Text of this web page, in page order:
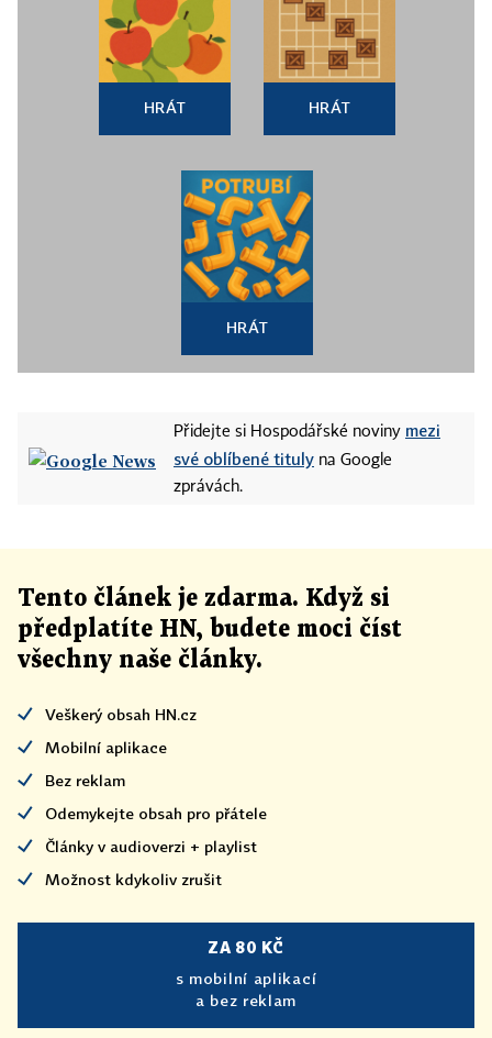
HRÁT HRÁT
HRÁT
Přidejte si Hospodářské noviny mezi
své oblíbené tituly na Google
zprávách.
Tento článek je zdarma. Když si
předplatíte HN, budete moci číst
všechny naše články.
Veškerý obsah HN.cz
Mobilní aplikace
Bez reklam
Odemykejte obsah pro přátele
Články v audioverzi + playlist
Možnost kdykoliv zrušit
ZA 80 KČ
s mobilní aplikací
a bez reklam